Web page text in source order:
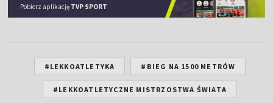
Pobierz aplikację TVP SPORT
#LEKKOATLETYKA #BIEG NA 1500 METRÓW
#LEKKOATLETYCZNE MISTRZOSTWA ŚWIATA